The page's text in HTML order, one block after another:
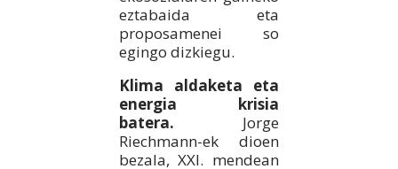
eztabaida eta
proposamenei so
egingo dizkiegu.
Klima aldaketa eta
energia krisia
batera. Jorge
Riechmann-ek dioen
bezala, XXI. mendean